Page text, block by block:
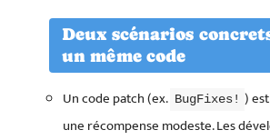
Deux scénarios
un même code
Un code patch (ex. BugFixes! )
une récompense modeste. Les